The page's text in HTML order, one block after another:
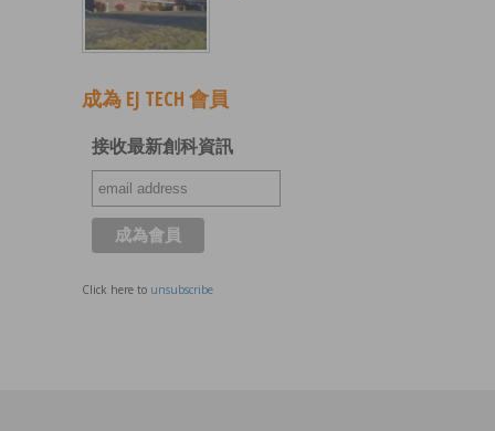
成為 EJ TECH 會員
接收最新創科資訊
Click here to unsubscribe